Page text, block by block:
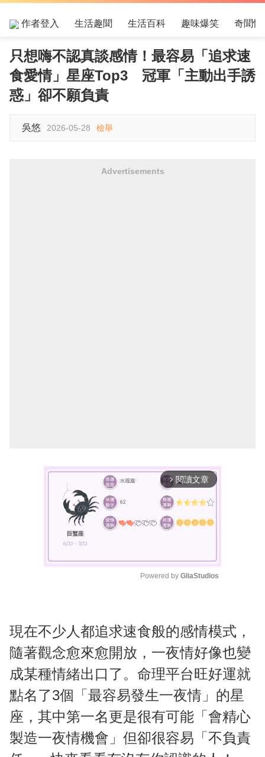
作者登入 生活趣聞 生活百科 趣味爆笑 奇聞怪
只想嗨不認真談感情！最容易「追求速
食愛情」星座Top3 冠軍「主動出手誘
惑」卻不願負責
吳悠 2026-05-28 檢舉
Advertisements
arrow_forward_ios 閱讀文章
e
Powered by GliaStudios
現在不少人都追求速食般的感情模式，
隨著觀念愈來愈開放，一夜情好像也變
成某種情緒出口了。命理平台旺好運就
點名了3個「最容易發生一夜情」的星
座，其中第一名更是很有可能「會精心
製造一夜情機會」但卻很容易「不負責